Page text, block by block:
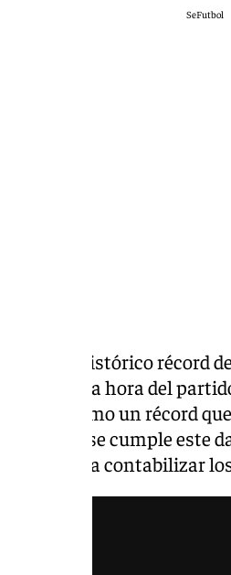
SeFutbol
un histórico récord
media hora del
historia como un récord
vez que se cumple este
empiezan a contabilizar